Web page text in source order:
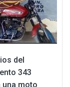
del
343
una moto